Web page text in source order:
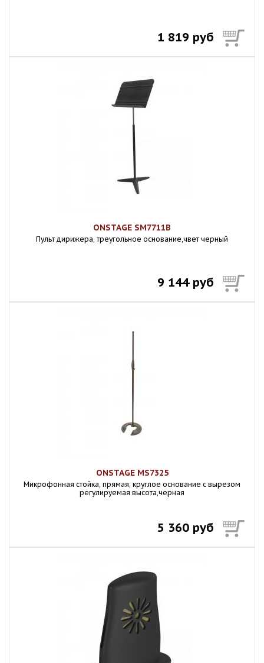
1 819 руб
ONSTAGE SM7711B
Пульт дирижера, треугольное основание,чвет черный
9 144 руб
ONSTAGE MS7325
Микpoфонная стойка, прямая, круглое основание с вырезом
регулируемая высота,черная
5 360 руб